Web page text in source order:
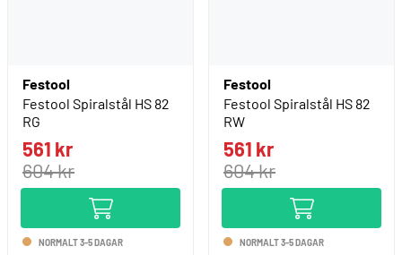
Festool
Festool Spiralstål HS 82
RG
561 kr
604 kr
NORMALT 3-5 DAGAR
Festool
Festool Spiralstål HS 82
RW
561 kr
604 kr
NORMALT 3-5 DAGAR